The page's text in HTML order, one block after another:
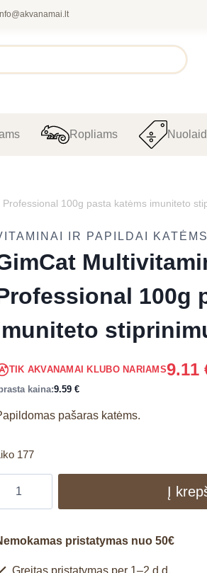
Ropliams
100g pasta katėms imuniteto
IR PAPILDAI KATĖMS
100g
TIK AKVANAMAI KLUBO NARIAMS9.11
kaina:9.59 €
pašaras katėms.
177
Į
pristatymas nuo 50€
Greitas pristatymas per 1–2 d.d.